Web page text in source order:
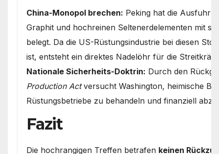
China-Monopol brechen: Peking hat die Ausfuhr
Graphit und hochreinen Seltenerdelementen mit
belegt. Da die US-Rüstungsindustrie bei diesen
ist, entsteht ein direktes Nadelöhr für die
Nationale Sicherheits-Doktrin: Durch den
Production Actversucht Washington, heimische
Rüstungsbetriebe zu behandeln und finanziell
Fazit
Die hochrangigen Treffen betrafen keinen